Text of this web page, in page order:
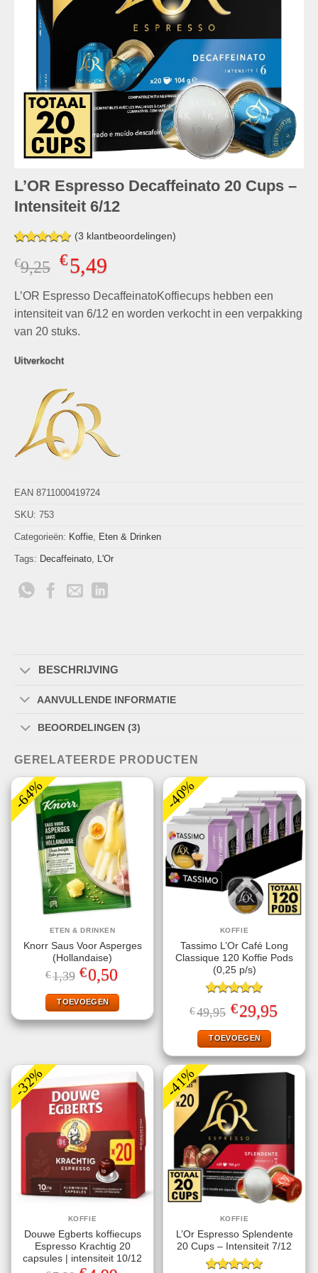
L’OR Espresso Decaffeinato 20 Cups –
Intensiteit 6/12
Gewaardeerd
5.00 op 5
gebaseerd
waarderingen
(3 klantbeoordelingen)
€9,25 Oorspronkelijke
prijs
was:
€9,25.
€5,49Huidige
is:
€5,49.
L’OR Espresso DecaffeinatoKoffiecups hebben een
intensiteit van 6/12 en worden verkocht in een verpakking
van 20 stuks.
Uitverkocht
EAN 8711000419724
SKU: 753
Categorieën: Koffie, Eten & Drinken
Tags: Decaffeinato, L'Or
BESCHRIJVING
AANVULLENDE INFORMATIE
BEOORDELINGEN (3)
GERELATEERDE PRODUCTEN
-64%
ETEN & DRINKEN
Knorr Saus Voor Asperges
(Hollandaise)
€1,39 Oorspronkelijke
prijs
was:
€1,39.
€0,50
is:
€0,50.
TOEVOEGEN
-40%
KOFFIE
Tassimo L’Or Café Long
Classique 120 Koffie Pods
(0,25 p/s)
Gewaardeerd
5.00uit 5
€49,95 Oorspronkelijke
prijs
was:
€49,95.
€29,95prijs
TOEVOEGEN
-32%
KOFFIE
Douwe Egberts koffiecups
Espresso Krachtig 20
capsules | intensiteit 10/12
-41%
KOFFIE
L’Or Espresso Splendente
20 Cups – Intensiteit 7/12